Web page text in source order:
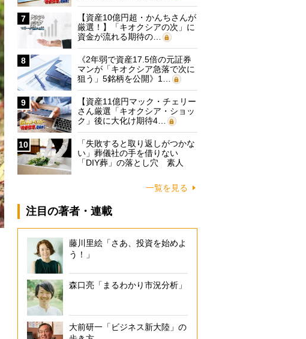
7
【資産10億円超・かんちさんが
厳選！】「キオクシアの次」に
資金が流れる期待の…
8
《2年弱で資産17.5倍の元証券
マンが「キオクシア急落で次に
狙う」5銘柄を公開》1…
9
【資産11億円マック・チェリー
さん厳選「キオクシア・ショッ
ク」後に大化け期待4…
10
「失敗すると取り返しがつかな
い」葬儀社の手を借りない
「DIY葬」の落とし穴 素人
一覧を見る
注目の著者・連載
藤川里絵「さあ、投資を始めよ
う！」
森口亮「まるわかり市況分析」
大前研一「ビジネス新大陸」の